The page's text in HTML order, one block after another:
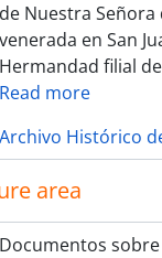
de Nuestra
venerada en San
Hermandad filial
Read more
Archivo Histórico
area
Documentos